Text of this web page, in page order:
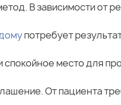
В зависимости от
потребует
место для
От пациента